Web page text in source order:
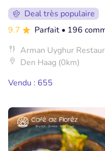
Deal très populaire
9.7
Parfait • 196
Arman Uyghur
Den Haag (0km)
Vendu : 655